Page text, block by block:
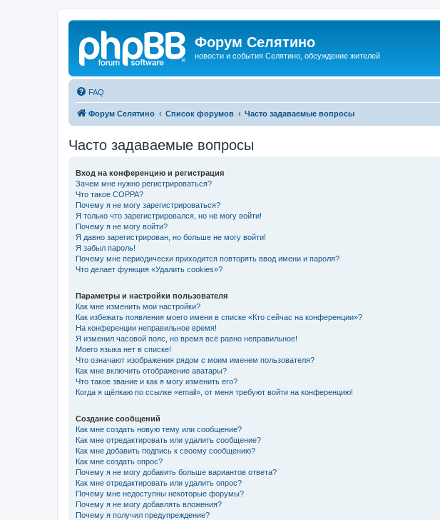
Форум Селятино
новости и события Селятино, обсуждение жителей
FAQ
Форум Селятино Список форумов Часто задаваемые вопросы
Часто задаваемые вопросы
Вход на конференцию и регистрация
Зачем мне нужно регистрироваться?
Что такое COPPA?
Почему я не могу зарегистрироваться?
Я только что зарегистрировался, но не могу войти!
Почему я не могу войти?
Я давно зарегистрирован, но больше не могу войти!
Я забыл пароль!
Почему мне периодически приходится повторять ввод имени и пароля?
Что делает функция «Удалить cookies»?
Параметры и настройки пользователя
Как мне изменить мои настройки?
Как избежать появления моего имени в списке «Кто сейчас на конференции»?
На конференции неправильное время!
Я изменил часовой пояс, но время всё равно неправильное!
Моего языка нет в списке!
Что означают изображения рядом с моим именем пользователя?
Как мне включить отображение аватары?
Что такое звание и как я могу изменить его?
Когда я щёлкаю по ссылке «email», от меня требуют войти на конференцию!
Создание сообщений
Как мне создать новую тему или сообщение?
Как мне отредактировать или удалить сообщение?
Как мне добавить подпись к своему сообщению?
Как мне создать опрос?
Почему я не могу добавить больше вариантов ответа?
Как мне отредактировать или удалить опрос?
Почему мне недоступны некоторые форумы?
Почему я не могу добавлять вложения?
Почему я получил предупреждение?